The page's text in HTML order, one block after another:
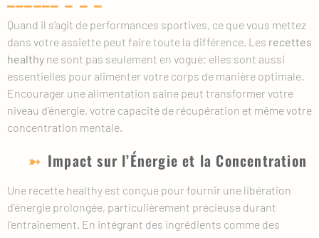
Quand il s’agit de performances sportives, ce que vous mettez
dans votre assiette peut faire toute la différence. Les recettes
healthy ne sont pas seulement en vogue; elles sont aussi
essentielles pour alimenter votre corps de manière optimale.
Encourager une alimentation saine peut transformer votre
niveau d’énergie, votre capacité de récupération et même votre
concentration mentale.
Impact sur l’Énergie et la Concentration
Une recette healthy est conçue pour fournir une libération
d’énergie prolongée, particulièrement précieuse durant
l’entraînement. En intégrant des ingrédients comme des